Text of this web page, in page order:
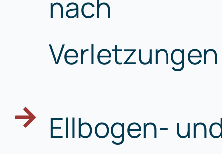
Verletzungen
Ellbogen-